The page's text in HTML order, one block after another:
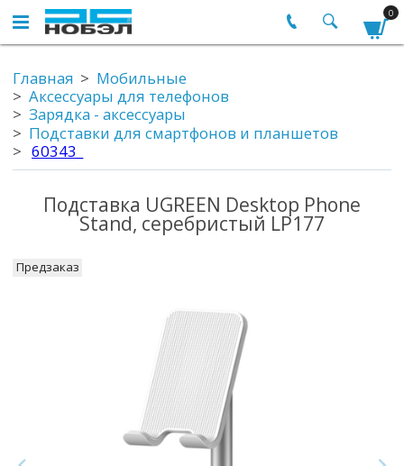
0
Главная
Мобильные
Аксессуары для телефонов
Зарядка - аксессуары
Подставки для смартфонов и планшетов
60343_
Подставка UGREEN Desktop Phone
Stand, серебристый LP177
Предзаказ